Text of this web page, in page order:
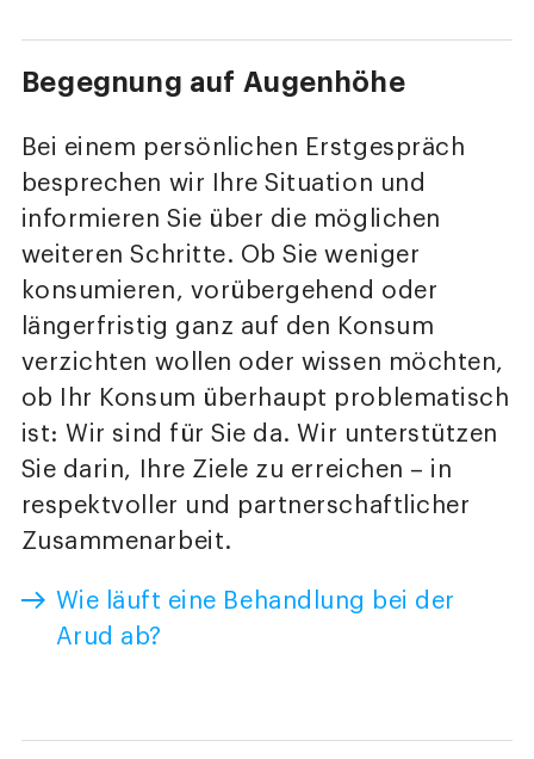
Begegnung auf Augenhöhe
Bei einem persönlichen Erstgespräch
besprechen wir Ihre Situation und
informieren Sie über die möglichen
weiteren Schritte. Ob Sie weniger
konsumieren, vorübergehend oder
längerfristig ganz auf den Konsum
verzichten wollen oder wissen möchten,
ob Ihr Konsum überhaupt problematisch
ist: Wir sind für Sie da. Wir unterstützen
Sie darin, Ihre Ziele zu erreichen – in
respektvoller und partnerschaftlicher
Zusammenarbeit.
Wie läuft eine Behandlung bei der
Arud ab?